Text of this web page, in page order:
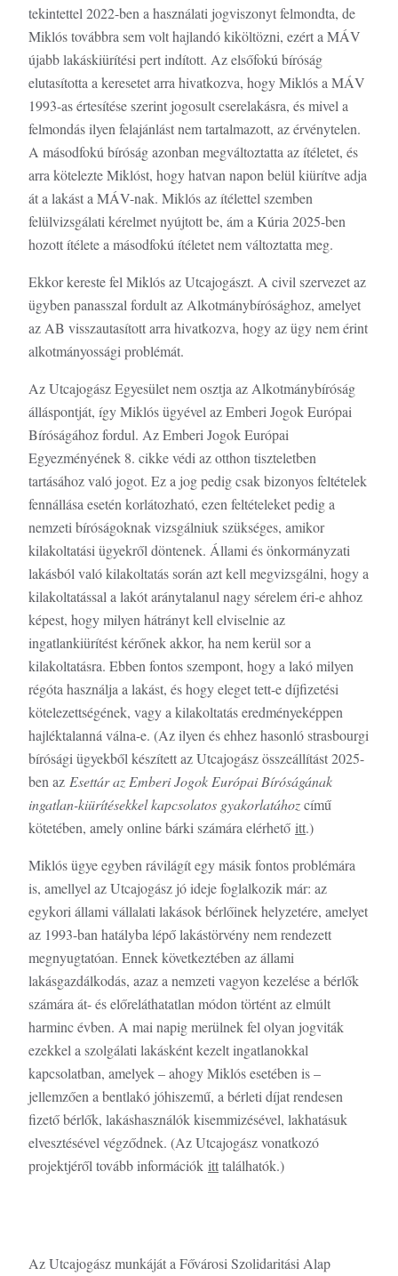
tekintettel 2022-ben a használati jogviszonyt felmondta, de
Miklós továbbra sem volt hajlandó kiköltözni, ezért a MÁV
újabb lakáskiürítési pert indított. Az elsőfokú bíróság
elutasította a keresetet arra hivatkozva, hogy Miklós a MÁV
1993-as értesítése szerint jogosult cserelakásra, és mivel a
felmondás ilyen felajánlást nem tartalmazott, az érvénytelen.
A másodfokú bíróság azonban megváltoztatta az ítéletet, és
arra kötelezte Miklóst, hogy hatvan napon belül kiürítve adja
át a lakást a MÁV-nak. Miklós az ítélettel szemben
felülvizsgálati kérelmet nyújtott be, ám a Kúria 2025-ben
hozott ítélete a másodfokú ítéletet nem változtatta meg.
Ekkor kereste fel Miklós az Utcajogászt. A civil szervezet az
ügyben panasszal fordult az Alkotmánybírósághoz, amelyet
az AB visszautasított arra hivatkozva, hogy az ügy nem érint
alkotmányossági problémát.
Az Utcajogász Egyesület nem osztja az Alkotmánybíróság
álláspontját, így Miklós ügyével az Emberi Jogok Európai
Bíróságához fordul. Az Emberi Jogok Európai
Egyezményének 8. cikke védi az otthon tiszteletben
tartásához való jogot. Ez a jog pedig csak bizonyos feltételek
fennállása esetén korlátozható, ezen feltételeket pedig a
nemzeti bíróságoknak vizsgálniuk szükséges, amikor
kilakoltatási ügyekről döntenek. Állami és önkormányzati
lakásból való kilakoltatás során azt kell megvizsgálni, hogy a
kilakoltatással a lakót aránytalanul nagy sérelem éri-e ahhoz
képest, hogy milyen hátrányt kell elviselnie az
ingatlankiürítést kérőnek akkor, ha nem kerül sor a
kilakoltatásra. Ebben fontos szempont, hogy a lakó milyen
régóta használja a lakást, és hogy eleget tett-e díjfizetési
kötelezettségének, vagy a kilakoltatás eredményeképpen
hajléktalanná válna-e. (Az ilyen és ehhez hasonló strasbourgi
bírósági ügyekből készített az Utcajogász összeállítást 2025-
ben az Esettár az Emberi Jogok Európai Bíróságának
ingatlan-kiürítésekkel kapcsolatos gyakorlatáhozcímű
kötetében, amely online bárki számára elérhető itt.)
Miklós ügye egyben rávilágít egy másik fontos problémára
is, amellyel az Utcajogász jó ideje foglalkozik már: az
egykori állami vállalati lakások bérlőinek helyzetére, amelyet
az 1993-ban hatályba lépő lakástörvény nem rendezett
megnyugtatóan. Ennek következtében az állami
lakásgazdálkodás, azaz a nemzeti vagyon kezelése a bérlők
számára át- és előreláthatatlan módon történt az elmúlt
harminc évben. A mai napig merülnek fel olyan jogviták
ezekkel a szolgálati lakásként kezelt ingatlanokkal
kapcsolatban, amelyek – ahogy Miklós esetében is –
jellemzően a bentlakó jóhiszemű, a bérleti díjat rendesen
fizető bérlők, lakáshasználók kisemmizésével, lakhatásuk
elvesztésével végződnek. (Az Utcajogász vonatkozó
projektjéről tovább információk itttalálhatók.)
Az Utcajogász munkáját a Fővárosi Szolidaritási Alap